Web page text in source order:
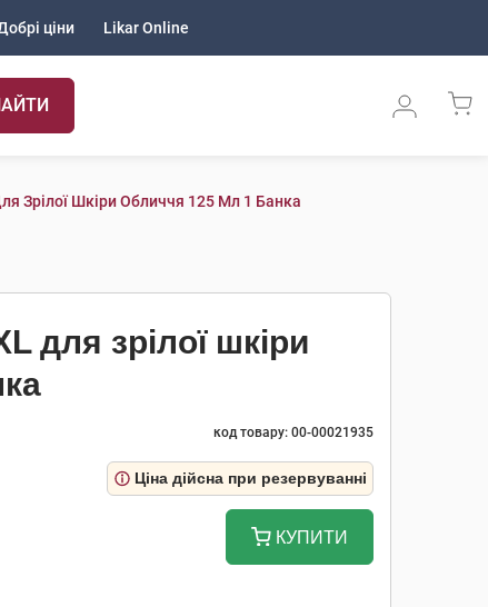
ціни Likar Online
Зрілої Шкіри Обличчя 125 Мл 1 Банка
для зрілої шкіри
код товару: 00-00021935
Ціна дійсна при резервуванні
КУПИТИ